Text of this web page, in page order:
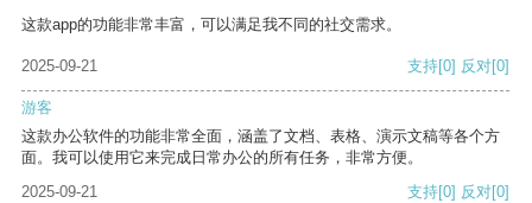
这款app的功能非常丰富，可以满足我不同的社交需求。
2025-09-21 支持[0] 反对[0]
游客
这款办公软件的功能非常全面，涵盖了文档、表格、演示文稿等各个方
面。我可以使用它来完成日常办公的所有任务，非常方便。
2025-09-21
支持[0] 反对[0]